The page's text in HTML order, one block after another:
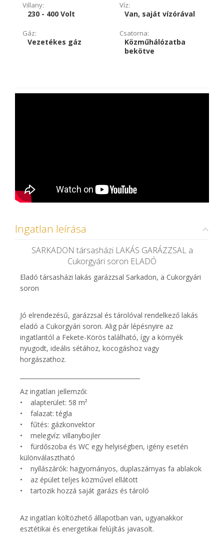
Villany:
230 - 400 Volt
Víz:
Van, saját vízórával
Gáz:
Vezetékes gáz
Csatorna:
Közműhálózatba
bekötve
Ingatlan leírása
SARKADON társasházi LAKÁS GARÁZZSAL a
Cukorgyári soron ELADÓ
Eladó társasházi lakás garázzsal Sarkadon, a Cukorgyári
soron
Jó elrendezésű, garázzsal és tárolóval rendelkező lakás
eladó a Cukorgyári soron. Alig pár lépésnyire az
ingatlantól a Fekete-Körös található, így a környék
nyugodt, ideális sétához, kocogáshoz vagy
horgászathoz.
Az ingatlan jellemzői:
• alapterület: 58 m²
• falazat: tégla
• fűtés: gázkonvektor
• melegvíz: villanybojler
• fürdőszoba és WC egy helyiségben, igény esetén
különválasztható
• nyílászárók: hagyományos, duplaszárnyas fa ablakok
• az épület teljes közművel ellátott
• tartozik hozzá saját garázs és tároló
Az ingatlan költözhető állapotban van, ugyanakkor
esztétikai és energetikai felújítás javasolt.